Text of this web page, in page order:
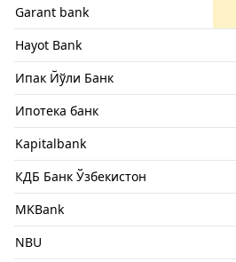
Garant bank
Hayot Bank
Ипак Йўли Банк
Ипотека банк
Kapitalbank
КДБ Банк Ўзбекистон
MKBank
NBU